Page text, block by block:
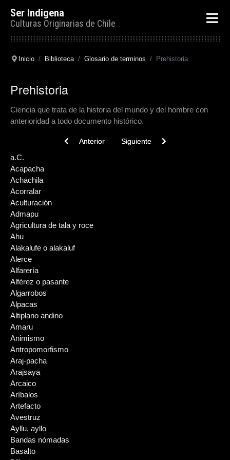
Ser Indigena
Culturas Originarias de Chile
Inicio Biblioteca Glosario de terminos Prehistoria
Prehistoria
Ciencia que trata de la historia del mundo y del hombre con
anterioridad a todo documento histórico.
Previous article: Pukará
Anterior Next article: Poliginia
Siguiente
a.C.
Acapacha
Achachila
Acorralar
Aculturación
Admapu
Agricultura de tala y roce
Ahu
Alakalufe o alakaluf
Alerce
Alfarería
Alférez o pasante
Algarrobos
Alpacas
Altiplano andino
Amaru
Animismo
Antropomorfismo
Araj-pacha
Arajsaya
Arcaico
Aríbalos
Artefacto
Avestruz
Ayllu, ayllo
Bandas nómadas
Basalto